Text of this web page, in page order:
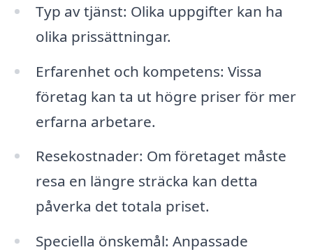
Typ av tjänst: Olika uppgifter kan ha
olika prissättningar.
Erfarenhet och kompetens: Vissa
företag kan ta ut högre priser för mer
erfarna arbetare.
Resekostnader: Om företaget måste
resa en längre sträcka kan detta
påverka det totala priset.
Speciella önskemål: Anpassade